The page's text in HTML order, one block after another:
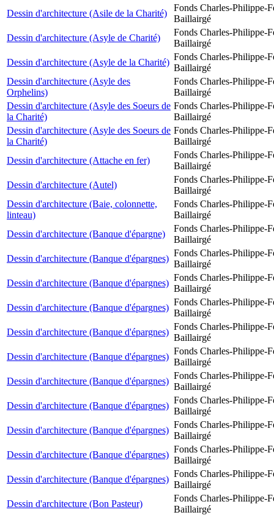
Dessin d'architecture (Asile de la Charité)
Fonds Charles-Philippe-
Baillairgé
Dessin d'architecture (Asyle de Charité)
Fonds Charles-Philippe-
Baillairgé
Dessin d'architecture (Asyle de la Charité)
Fonds Charles-Philippe-
Baillairgé
Dessin d'architecture (Asyle des
Orphelins)
Fonds Charles-Philippe-
Baillairgé
Dessin d'architecture (Asyle des Soeurs de
la Charité)
Fonds Charles-Philippe-
Baillairgé
Dessin d'architecture (Asyle des Soeurs de
la Charité)
Fonds Charles-Philippe-
Baillairgé
Dessin d'architecture (Attache en fer)
Fonds Charles-Philippe-
Baillairgé
Dessin d'architecture (Autel)
Fonds Charles-Philippe-
Baillairgé
Dessin d'architecture (Baie, colonnette,
linteau)
Fonds Charles-Philippe-
Baillairgé
Dessin d'architecture (Banque d'épargne)
Fonds Charles-Philippe-
Baillairgé
Dessin d'architecture (Banque d'épargnes)
Fonds Charles-Philippe-
Baillairgé
Dessin d'architecture (Banque d'épargnes)
Fonds Charles-Philippe-
Baillairgé
Dessin d'architecture (Banque d'épargnes)
Fonds Charles-Philippe-
Baillairgé
Dessin d'architecture (Banque d'épargnes)
Fonds Charles-Philippe-
Baillairgé
Dessin d'architecture (Banque d'épargnes)
Fonds Charles-Philippe-
Baillairgé
Dessin d'architecture (Banque d'épargnes)
Fonds Charles-Philippe-
Baillairgé
Dessin d'architecture (Banque d'épargnes)
Fonds Charles-Philippe-
Baillairgé
Dessin d'architecture (Banque d'épargnes)
Fonds Charles-Philippe-
Baillairgé
Dessin d'architecture (Banque d'épargnes)
Fonds Charles-Philippe-
Baillairgé
Dessin d'architecture (Banque d'épargnes)
Fonds Charles-Philippe-
Baillairgé
Dessin d'architecture (Bon Pasteur)
Fonds Charles-Philippe-
Baillairgé